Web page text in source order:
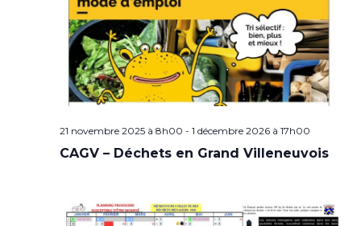
21 novembre 2025 à 8h00 - 1 décembre 2026 à 17h00
CAGV – Déchets en Grand Villeneuvois